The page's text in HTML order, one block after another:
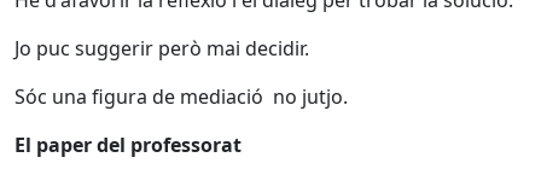
Jo puc suggerir però mai decidir.
Sóc una figura de mediació no jutjo.
El paper del professorat